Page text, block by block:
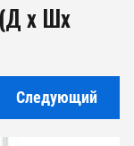
х Шх
Следующий